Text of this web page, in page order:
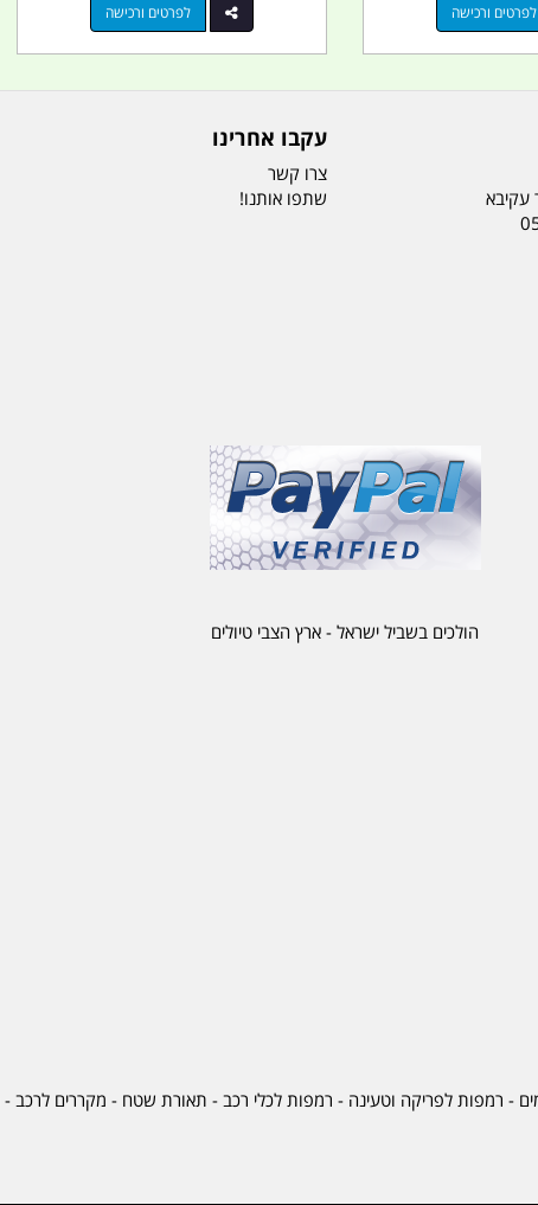
לפרטים ורכישה לפרטים ורכישה
עקבו אחרינו
צרו קשר
שתפו אותנו!
הולכים בשביל ישראל - ארץ הצבי טיולים
- רמפות לפריקה וטעינה - רמפות לכלי רכב - תאורת שטח - מקררים לרכב -